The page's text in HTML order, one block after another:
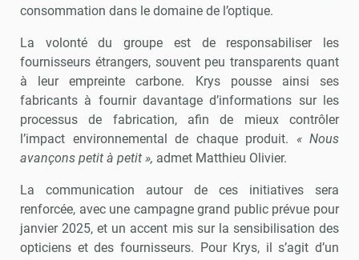
consommation dans le domaine de l’optique.
La volonté du groupe est de responsabiliser les
fournisseurs étrangers, souvent peu transparents quant
à leur empreinte carbone. Krys pousse ainsi ses
fabricants à fournir davantage d’informations sur les
processus de fabrication, afin de mieux contrôler
l’impact environnemental de chaque produit. « Nous
avançons petit à petit », admet Matthieu Olivier.
La communication autour de ces initiatives sera
renforcée, avec une campagne grand public prévue pour
janvier 2025, et un accent mis sur la sensibilisation des
opticiens et des fournisseurs. Pour Krys, il s’agit d’un